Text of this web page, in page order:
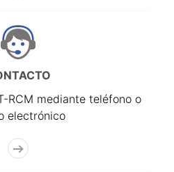
RCM mediante teléfono o
electrónico